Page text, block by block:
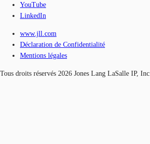
YouTube
LinkedIn
www.jll.com
Déclaration de Confidentialité
Mentions légales
Tous droits réservés 2026 Jones Lang LaSalle IP, Inc.